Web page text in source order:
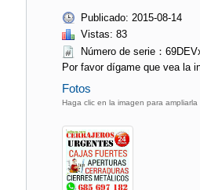
Publicado: 2015-08-14
Vistas: 83
Número de serie：
Por favor dígame que vea la
Fotos
Haga clic en la imagen para ampliarla